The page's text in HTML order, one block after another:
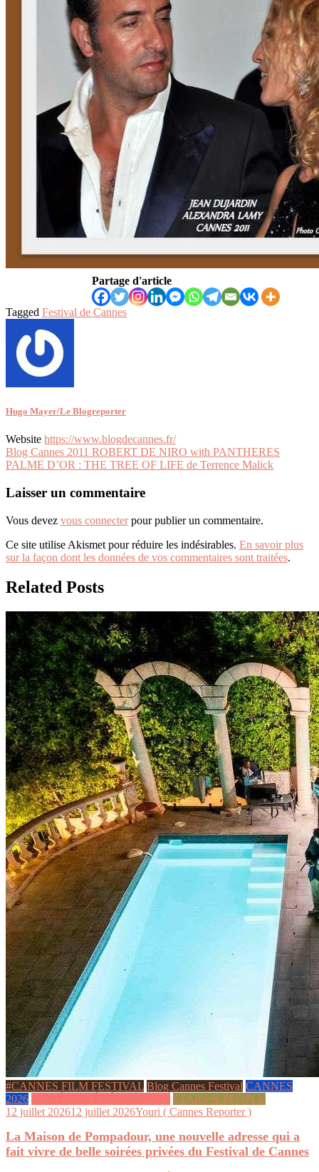
Partage d'article
Tagged Festival de Cannes
Hugo Mayer/Le Blogreporter
Website https://www.blogdecannes.fr/
Navigation
de
l’article
Blog Cannes 2011 ROBERT DE NIRO with PANTHERES
PALME D’OR : THE TREE OF LIFE de Terrence Malick
Laisser un commentaire
Vous devez vous connecterpour publier un commentaire.
Ce site utilise Akismet pour réduire les indésirables. En savoir plus
sur la façon dont les données de vos commentaires sont traitées.
Related Posts
#CANNES FILM FESTIVAL Blog Cannes Festival CANNES
2026 SOIRÉES & ÉVÉNEMENTS STARS & PEOPLE
12 juillet 202612 juillet 2026Youri ( Cannes Reporter )
La Maison de Pompadour, une nouvelle adresse qui a
fait vivre de belle soirées privées du Festival de Cannes